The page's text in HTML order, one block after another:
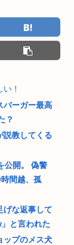
！
バーガー最高
？
説教してくる
公開。 偽警
間越、孤
げな返事して
と言われた
ップのメス犬